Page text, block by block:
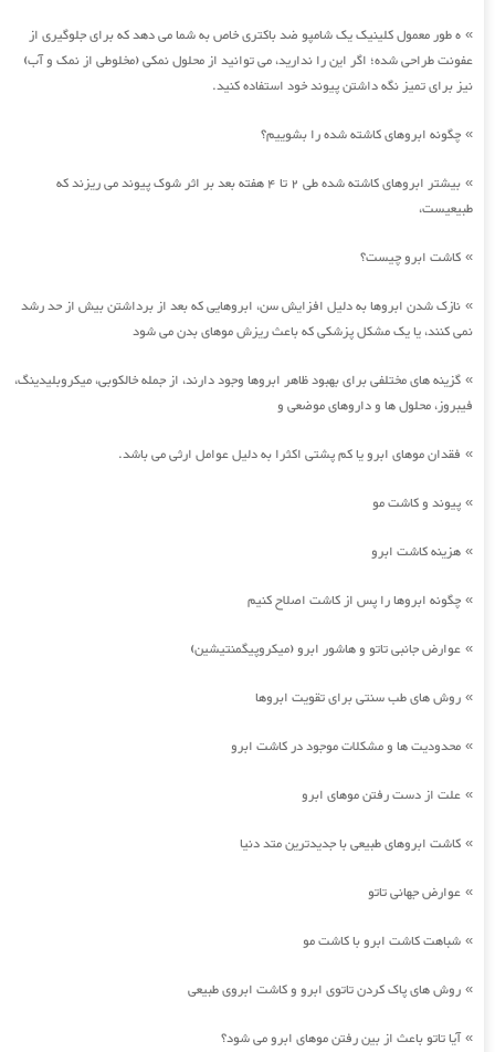
» ه طور معمول کلینیک یک شامپو ضد باکتری خاص به شما می دهد که برای جلوگیری از
عفونت طراحی شده؛ اگر این را ندارید، می توانید از محلول نمکی (مخلوطی از نمک و آب)
نیز برای تمیز نگه داشتن پیوند خود استفاده کنید.
» چگونه ابروهای کاشته شده را بشوییم؟
»
بیشتر ابروهای کاشته شده طی 2 تا 4 هفته بعد بر اثر شوک پیوند می ریزند که
طبیعیست،
» کاشت ابرو چیست؟
» نازک شدن ابروها به دلیل افزایش سن، ابروهایی که بعد از برداشتن بیش از حد رشد
نمی کنند، یا یک مشکل پزشکی که باعث ریزش موهای بدن می شود
» گزینه های مختلفی برای بهبود ظاهر ابروها وجود دارند، از جمله خالکوبی، میکروبلیدینگ،
فیبروز، محلول ها و داروهای موضعی و
» فقدان موهای ابرو یا کم پشتی اکثرا به دلیل عوامل ارثی می باشد.
» پیوند و کاشت مو
» هزینه کاشت ابرو
» چگونه ابروها را پس از کاشت اصلاح کنیم
» عوارض جانبی تاتو و هاشور ابرو (میکروپیگمنتیشین)
» روش های طب سنتی برای تقویت ابروها
» محدودیت ها و مشکلات موجود در کاشت ابرو
» علت از دست رفتن موهای ابرو
» کاشت ابروهای طبیعی با جدیدترین متد دنیا
» عوارض جهانی تاتو
» شباهت کاشت ابرو با کاشت مو
» روش های پاک کردن تاتوی ابرو و کاشت ابروی طبیعی
»آیا تاتو باعث از بین رفتن موهای ابرو می شود؟